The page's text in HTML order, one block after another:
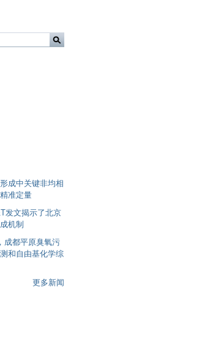
成中关键非均相
准定量
发文揭示了北京
机制
成都平原臭氧污
和自由基化学综
更多新闻